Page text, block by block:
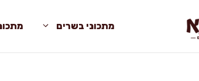
מתכוני בשרים